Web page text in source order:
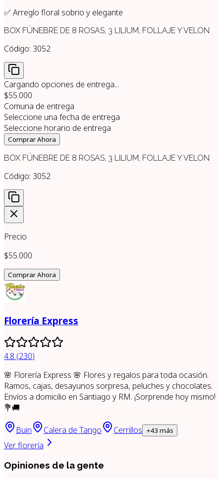
✅ Arreglo floral sobrio y elegante
BOX FÚNEBRE DE 8 ROSAS, 3 LILIUM, FOLLAJE Y VELON
Código: 3052
Cargando opciones de entrega...
$55.000
Comuna de entrega
Seleccione una fecha de entrega
Seleccione horario de entrega
Comprar Ahora
BOX FÚNEBRE DE 8 ROSAS, 3 LILIUM, FOLLAJE Y VELON
Código: 3052
Precio
$55.000
Comprar Ahora
Florería Express
4.8 (230)
🌸 Florería Express 🌸 Flores y regalos para toda ocasión.
Ramos, cajas, desayunos sorpresa, peluches y chocolates.
Envíos a domicilio en Santiago y RM. ¡Sorprende hoy mismo!
💐🚚
Buin Calera de Tango Cerrillos +43 más
Ver florería
Opiniones de la gente